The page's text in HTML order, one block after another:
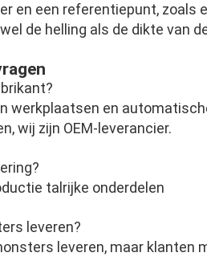
en een referentiepunt, zoals
de helling als de dikte van
werkplaatsen en
wij zijn OEM-leverancier.
talrijke onderdelen
leveren?
leveren, maar